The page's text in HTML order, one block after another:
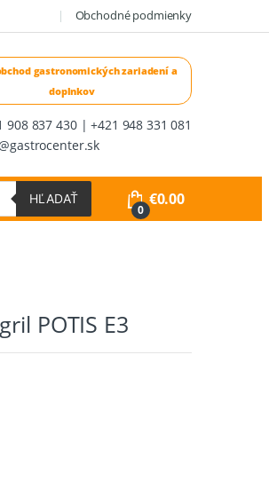
Obchodné podmienky
908 837 430 | +421 948 331 081
HĽADAŤ
0
€0.00
POTIS E3